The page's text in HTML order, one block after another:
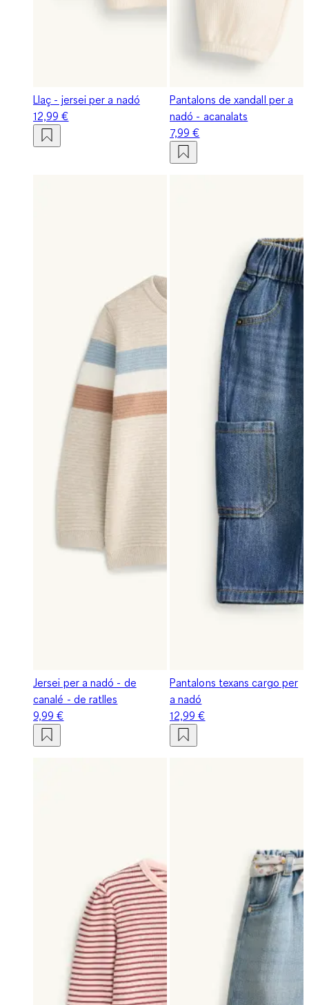
Llaç - jersei per a nadó
12,99 €
Pantalons de xandall per a
nadó - acanalats
7,99 €
Jersei per a nadó - de
canalé - de ratlles
9,99 €
Pantalons texans cargo per
a nadó
12,99 €